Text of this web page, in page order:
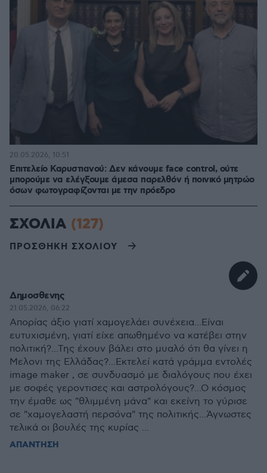
Επιτελείο Καρυστιανού: Δεν κάνουμε face control, ούτε
μπορούμε να ελέγξουμε άμεσα παρελθόν ή ποινικό μητρώο
όσων φωτογραφίζονται με την πρόεδρο
20.05.2026, 10:51
ΣΧΟΛΙΑ (127)
ΠΡΟΣΘΗΚΗ ΣΧΟΛΙΟΥ
Δημοσθενης
21.05.2026, 06:22
Απορίας άξιο γιατί χαμογελάει συνέχεια...Είναι
ευτυχισμένη, γιατί είχε απωθημένο να κατέβει στην
πολιτική?...Της έχουν βάλει στο μυαλό ότι θα γίνει η
Μελονι της Ελλάδας?...Εκτελεί κατά γράμμα εντολές
image maker , σε συνδυασμό με διαλόγους που έχει
με σοφές γεροντισες και αστρολόγους?...Ο κόσμος
την έμαθε ως "θλιμμένη μάνα" και εκείνη το γύρισε
σε "χαμογελαστή περσόνα" της πολιτικής...Άγνωστες
τελικά οι βουλές της κυρίας ...
ΑΠΑΝΤΗΣΗ